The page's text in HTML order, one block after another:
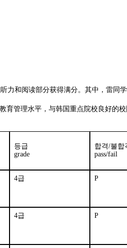
阅读部分获得满分。其中，雷同
理水平，与韩国重点院校良好的
등급
grade
합격/불합
pass/fail
4급 P
4급 P